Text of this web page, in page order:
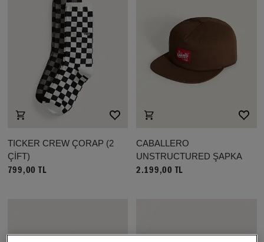
TICKER CREW ÇORAP (2
ÇİFT)
799,00 TL
CABALLERO
UNSTRUCTURED ŞAPKA
2.199,00 TL